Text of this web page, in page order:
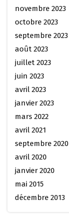
novembre 2023
octobre 2023
septembre 2023
août 2023
juillet 2023
juin 2023
avril 2023
janvier 2023
mars 2022
avril 2021
septembre 2020
avril 2020
janvier 2020
mai 2015
décembre 2013